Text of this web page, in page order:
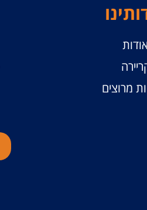
מרוצים